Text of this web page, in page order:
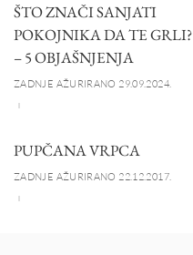
ŠTO ZNAČI SANJATI
POKOJNIKA DA TE GRLI?
– 5 OBJAŠNJENJA
ZADNJE AŽURIRANO 29.09.2024.
PUPČANA VRPCA
ZADNJE AŽURIRANO 22.12.2017.